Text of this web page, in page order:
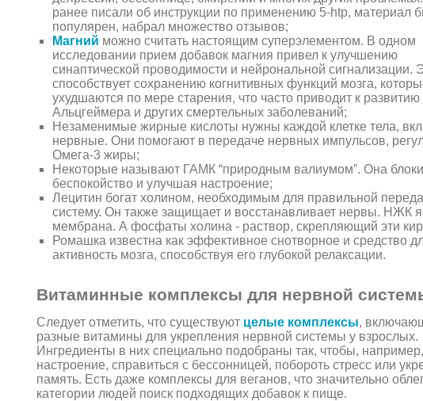
ранее писали об инструкции по применению 5-htp, материал
популярен, набрал множество отзывов;
Магний можно считать настоящим суперэлементом. В одном
исследовании прием добавок магния привел к улучшению
синаптической проводимости и нейрональной сигнализации.
способствует сохранению когнитивных функций мозга,
ухудшаются по мере старения, что часто приводит к развитию
Альцгеймера и других смертельных заболеваний;
Незаменимые жирные кислоты нужны каждой клетке тела,
нервные. Они помогают в передаче нервных импульсов,
Омега-3 жиры;
Некоторые называют ГАМК “природным валиумом”. Она
беспокойство и улучшая настроение;
Лецитин богат холином, необходимым для правильной
систему. Он также защищает и восстанавливает нервы. НЖК
мембрана. А фосфаты холина - раствор, скрепляющий эти
Ромашка известна как эффективное снотворное и средство
активность мозга, способствуя его глубокой релаксации.
Витаминные комплексы для нервной
Следует отметить, что существуют целые комплексы,
разные витамины для укрепления нервной системы у взрослых.
Ингредиенты в них специально подобраны так, чтобы,
настроение, справиться с бессонницей, побороть стресс или
память. Есть даже комплексы для веганов, что значительно
категории людей поиск подходящих добавок к пище.